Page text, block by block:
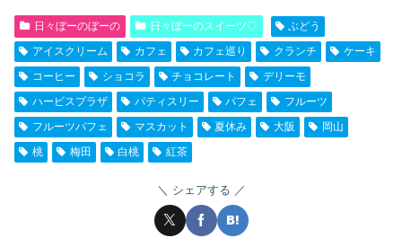
日々ぼーのぼーの 日々ぼーのスイーツ♡
ぶどう
アイスクリーム
カフェ カフェ巡り クランチ
ケーキ
コーヒー
ショコラ チョコレート
デリーモ
ハービスプラザ
パティスリー パフェ
フルーツ
フルーツパフェ
マスカット 夏休み 大阪
岡山
桃
梅田 白桃 紅茶
シェアする